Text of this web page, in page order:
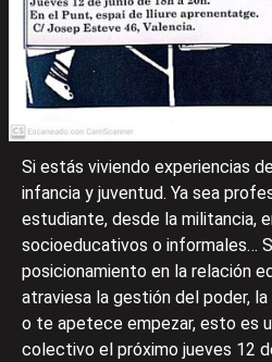
Si estás viviendo experiencias
infancia y juventud. Ya sea
estudiante, desde la militancia,
socioeducativos o informales…
posicionamiento en la relación
atraviesa la gestión del poder,
o te apetece empezar, esto es
colectivo el próximo jueves 12